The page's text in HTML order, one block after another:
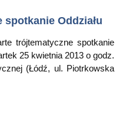
Oddziału
trójtematyczne spotkanie
25 kwietnia 2013 o godz.
(Łódź, ul. Piotrkowska